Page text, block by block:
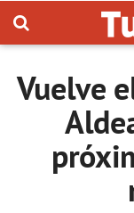
Vuelve